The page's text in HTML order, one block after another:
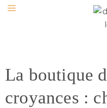
La boutique
croyances :